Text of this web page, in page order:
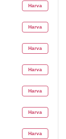
Harva
Harva
Harva
Harva
Harva
Harva
Harva